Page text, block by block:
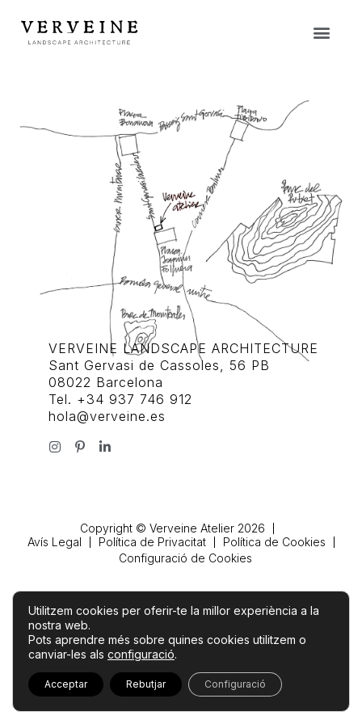
VERVEINE LANDSCAPE ARCHITECTURE
Sant Gervasi de Cassoles, 56 PB
08022 Barcelona
Tel. +34 937 746 912
hola@verveine.es
Copyright © Verveine Atelier 2026
Avís Legal
Política de Privacitat
Política de Cookies
Configuració de Cookies
Utilitzem cookies per oferir-te la millor experiència a la
nostra web.
Pots aprendre més sobre quines cookies utilitzem o
canviar-les als configuració.
Acceptar Rebutjar Configuració